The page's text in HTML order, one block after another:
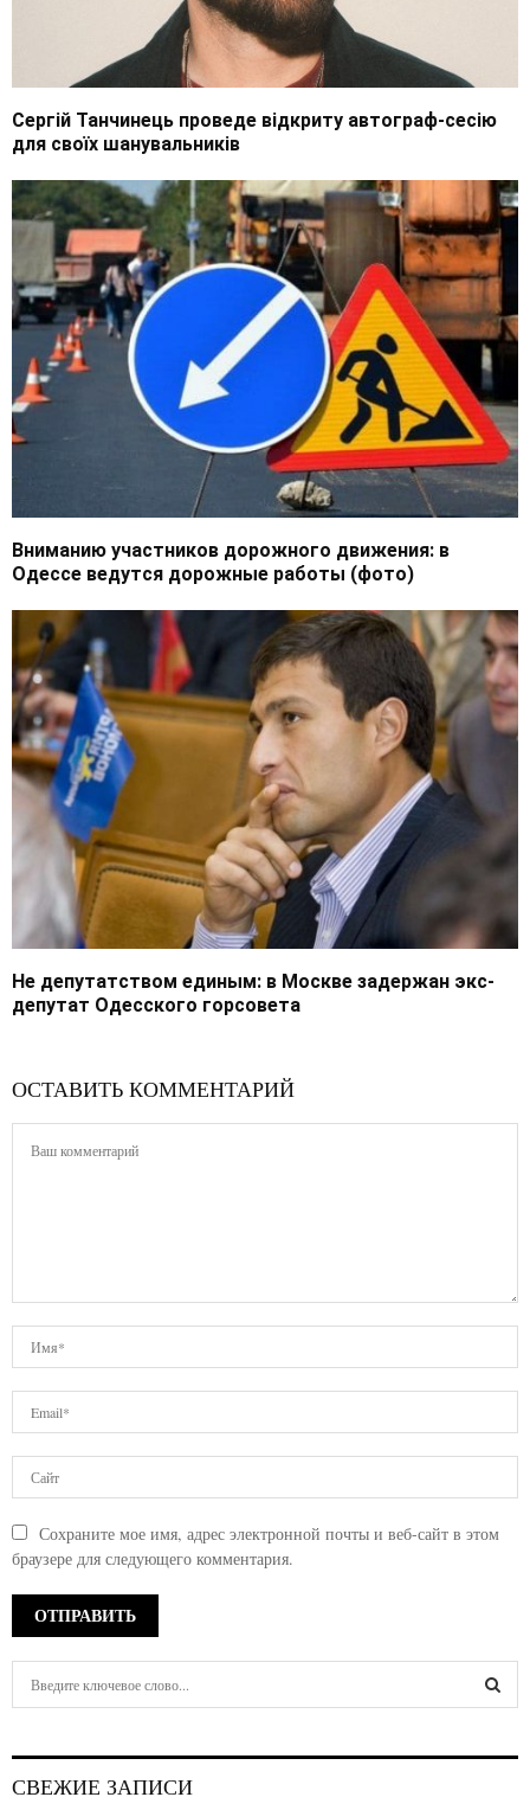
Сергій Танчинець проведе відкриту автограф-сесію
для своїх шанувальників
Вниманию участников дорожного движения: в
Одессе ведутся дорожные работы (фото)
Не депутатством единым: в Москве задержан экс-
депутат Одесского горсовета
ОСТАВИТЬ КОММЕНТАРИЙ
Сохраните мое имя, адрес электронной почты и веб-сайт в этом
браузере для следующего комментария.
h
СВЕЖИЕ ЗАПИСИ